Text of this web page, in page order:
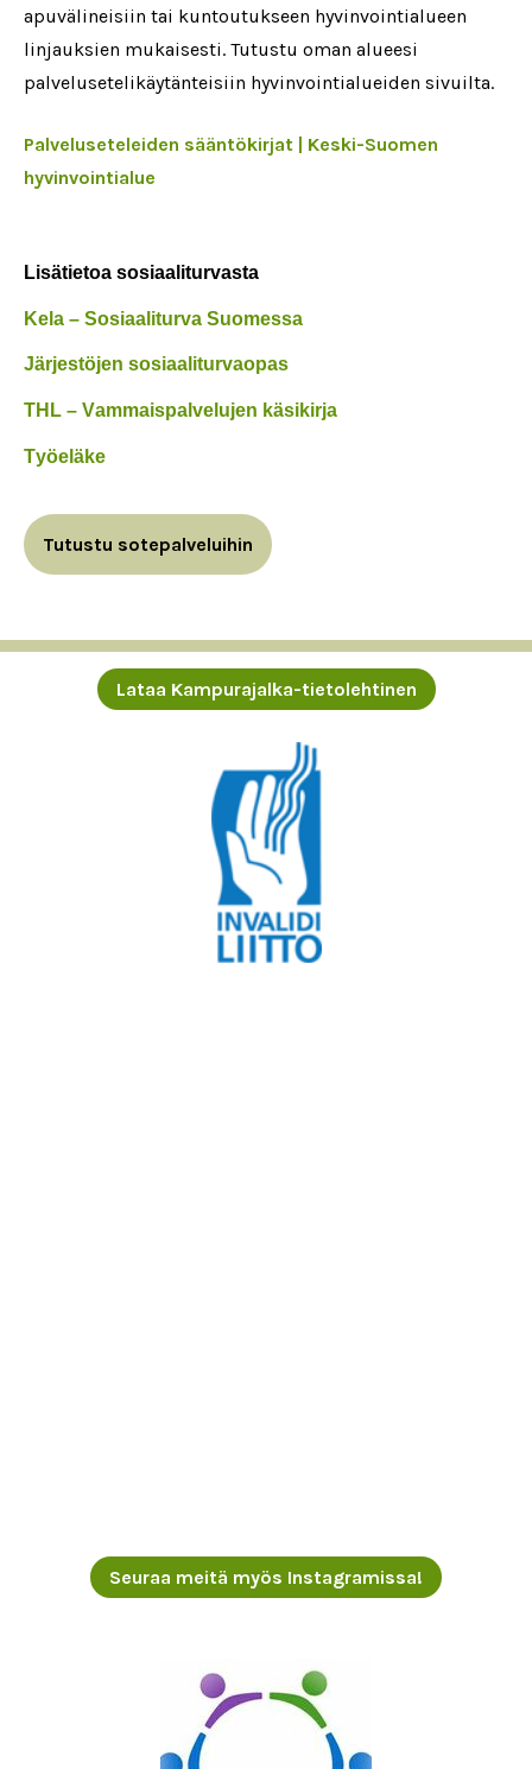
apuvälineisiin tai kuntoutukseen hyvinvointialueen
linjauksien mukaisesti. Tutustu oman alueesi
palvelusetelikäytänteisiin hyvinvointialueiden sivuilta.
Palveluseteleiden sääntökirjat | Keski-Suomen
hyvinvointialue
Lisätietoa sosiaaliturvasta
Kela – Sosiaaliturva Suomessa
Järjestöjen sosiaaliturvaopas
THL – Vammaispalvelujen käsikirja
Työeläke
Tutustu sotepalveluihin
Lataa Kampurajalka-tietolehtinen
Seuraa meitä myös Instagramissa!